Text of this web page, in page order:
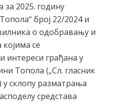
2025. годину
број 22/2024 и
о одобравању и
се
интереси грађана у
Топола („Сл. гласник
у склопу разматрања
средстава